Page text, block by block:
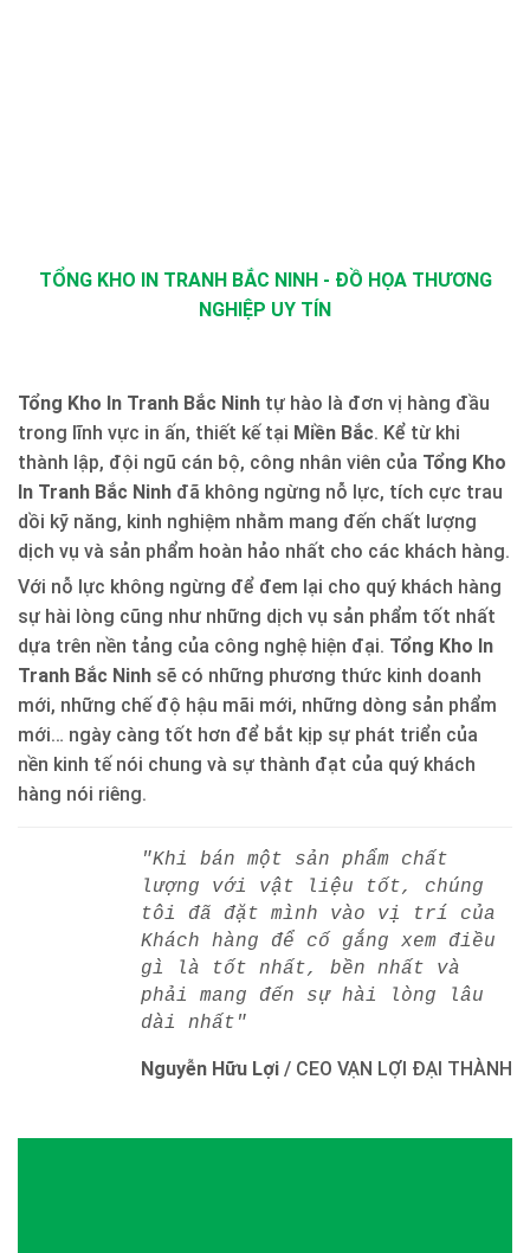
TỔNG KHO IN TRANH BẮC NINH - ĐỒ HỌA THƯƠNG
NGHIỆP UY TÍN
Tổng Kho In Tranh Bắc Ninh tự hào là đơn vị hàng đầu
trong lĩnh vực in ấn, thiết kế tại Miền Bắc. Kể từ khi
thành lập, đội ngũ cán bộ, công nhân viên của Tổng Kho
In Tranh Bắc Ninh đã không ngừng nỗ lực, tích cực trau
dồi kỹ năng, kinh nghiệm nhằm mang đến chất lượng
dịch vụ và sản phẩm hoàn hảo nhất cho các khách hàng.
Với nỗ lực không ngừng để đem lại cho quý khách hàng
sự hài lòng cũng như những dịch vụ sản phẩm tốt nhất
dựa trên nền tảng của công nghệ hiện đại. Tổng Kho In
Tranh Bắc Ninh sẽ có những phương thức kinh doanh
mới, những chế độ hậu mãi mới, những dòng sản phẩm
mới… ngày càng tốt hơn để bắt kịp sự phát triển của
nền kinh tế nói chung và sự thành đạt của quý khách
hàng nói riêng.
"Khi bán một sản phẩm chất
lượng với vật liệu tốt, chúng
tôi đã đặt mình vào vị trí của
Khách hàng để cố gắng xem điều
gì là tốt nhất, bền nhất và
phải mang đến sự hài lòng lâu
dài nhất"
Nguyễn Hữu Lợi / CEO VẠN LỢI ĐẠI THÀNH